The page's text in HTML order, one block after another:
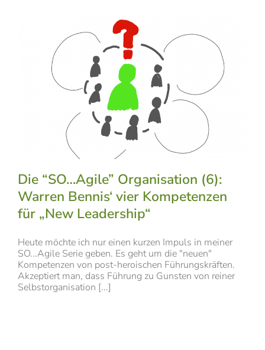
Die “SO…Agile” Organisation (6):
Warren Bennis‘ vier Kompetenzen
für „New Leadership“
Heute möchte ich nur einen kurzen Impuls in meiner
SO...Agile Serie geben. Es geht um die "neuen"
Kompetenzen von post-heroischen Führungskräften.
Akzeptiert man, dass Führung zu Gunsten von reiner
Selbstorganisation [...]